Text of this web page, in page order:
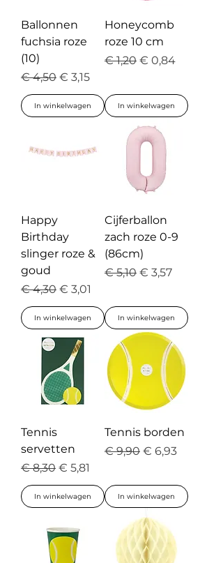
Ballonnen
fuchsia roze
(10)
Normale prijs
€ 4,50 Verkoopprijs
€ 3,15
In winkelwagen
Honeycomb
roze 10 cm
Normale prijs
€ 1,20 Verkoopprijs
€ 0,84
In winkelwagen
Happy
Birthday
slinger roze &
goud
Normale prijs
€ 4,30 Verkoopprijs
€ 3,01
In winkelwagen
Cijferballon
zach roze 0-9
(86cm)
Normale prijs
€ 5,10 Verkoopprijs
€ 3,57
In winkelwagen
Tennis
servetten
Normale prijs
€ 8,30 Verkoopprijs
€ 5,81
In winkelwagen
Tennis borden
Normale prijs
€ 9,90 Verkoopprijs
€ 6,93
In winkelwagen